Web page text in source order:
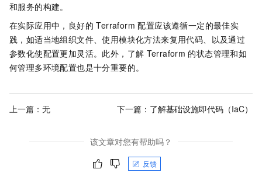
和服务的构建。
在实际应用中，良好的 Terraform 配置应该遵循一定的最佳实
践，如适当地组织文件、使用模块化方法来复用代码、以及通过
参数化使配置更加灵活。此外，了解 Terraform 的状态管理和如
何管理多环境配置也是十分重要的。
上一篇：无 下一篇： 了解基础设施即代码（IaC）
该文章对您有帮助吗？
反馈